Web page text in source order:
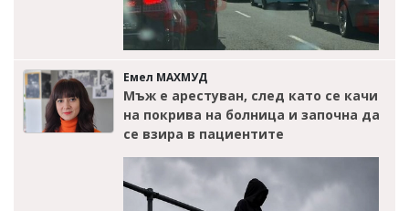
Емел МАХМУД
Мъж е арестуван, след като се качи
на покрива на болница и започна да
се взира в пациентите